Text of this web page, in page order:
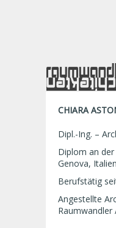
CHIARA
Dipl.-Ing. –
Diplom an
Genova, Italien
Berufstätig
Angestellte
Raumwandler